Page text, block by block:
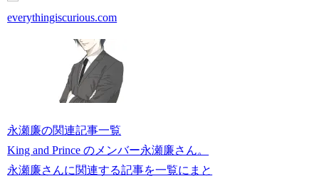
everythingiscurious.com
永瀬廉の関連記事一覧
King and Prince のメンバー永瀬廉さん。
永瀬廉さんに関連する記事を一覧にまと